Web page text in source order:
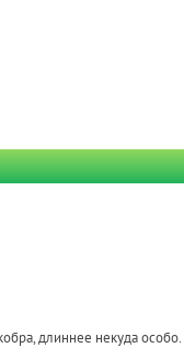
длиннее некуда особо.